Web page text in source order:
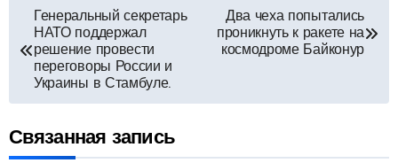
Навигация
по
записям
Генеральный секретарь
НАТО поддержал
решение провести
переговоры России и
Украины в Стамбуле.
Два чеха попытались
проникнуть к ракете на
космодроме Байконур
Связанная запись